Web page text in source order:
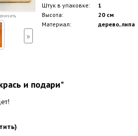
»
Штук в упаковке:
1
Высота:
20 см
Материал:
дерево, липа
и подари"